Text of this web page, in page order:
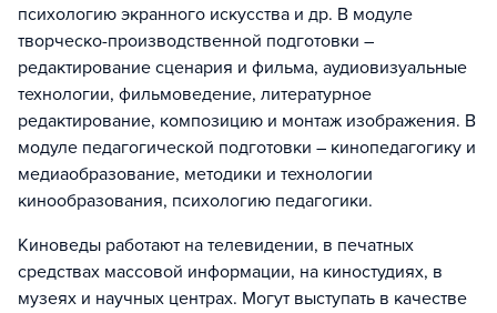
психологию экранного искусства и др. В модуле
творческо-производственной подготовки –
редактирование сценария и фильма, аудиовизуальные
технологии, фильмоведение, литературное
редактирование, композицию и монтаж изображения. В
модуле педагогической подготовки – кинопедагогику и
медиаобразование, методики и технологии
кинообразования, психологию педагогики.
Киноведы работают на телевидении, в печатных
средствах массовой информации, на киностудиях, в
музеях и научных центрах. Могут выступать в качестве